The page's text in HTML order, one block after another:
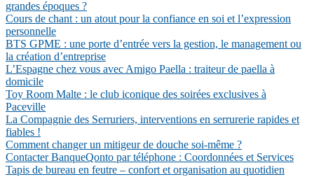
grandes époques ?
Cours de chant : un atout pour la confiance en soi et l’expression
personnelle
BTS GPME : une porte d’entrée vers la gestion, le management ou
la création d’entreprise
L’Espagne chez vous avec Amigo Paella : traiteur de paella à
domicile
Toy Room Malte : le club iconique des soirées exclusives à
Paceville
La Compagnie des Serruriers, interventions en serrurerie rapides et
fiables !
Comment changer un mitigeur de douche soi-même ?
Contacter BanqueQonto par téléphone : Coordonnées et Services
Tapis de bureau en feutre – confort et organisation au quotidien